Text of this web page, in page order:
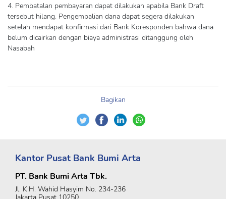
4. Pembatalan pembayaran dapat dilakukan apabila Bank Draft
tersebut hilang. Pengembalian dana dapat segera dilakukan
setelah mendapat konfirmasi dari Bank Koresponden bahwa dana
belum dicairkan dengan biaya administrasi ditanggung oleh
Nasabah
Bagikan
Kantor Pusat Bank Bumi Arta
PT. Bank Bumi Arta Tbk.
Jl. K.H. Wahid Hasyim No. 234-236
Jakarta Pusat 10250